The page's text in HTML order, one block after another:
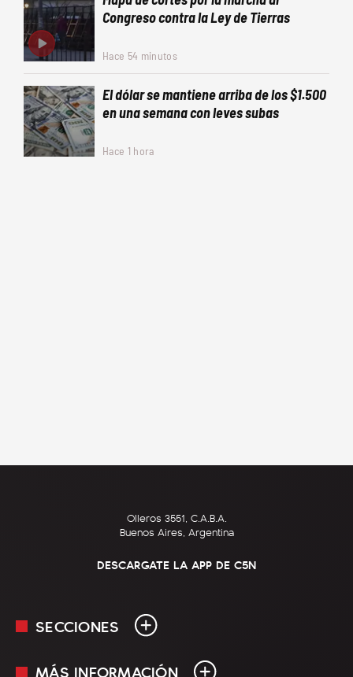
Congreso contra la Ley de Tierras
Hace 54 minutos
El dólar se mantiene arriba de los $1.500
en una semana con leves subas
Hace 1 hora
Olleros 3551, C.A.B.A.
Buenos Aires, Argentina
DESCARGATE LA APP DE C5N
SECCIONES
MÁS INFORMACIÓN